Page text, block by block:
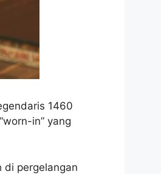
1460
in” yang
di pergelangan